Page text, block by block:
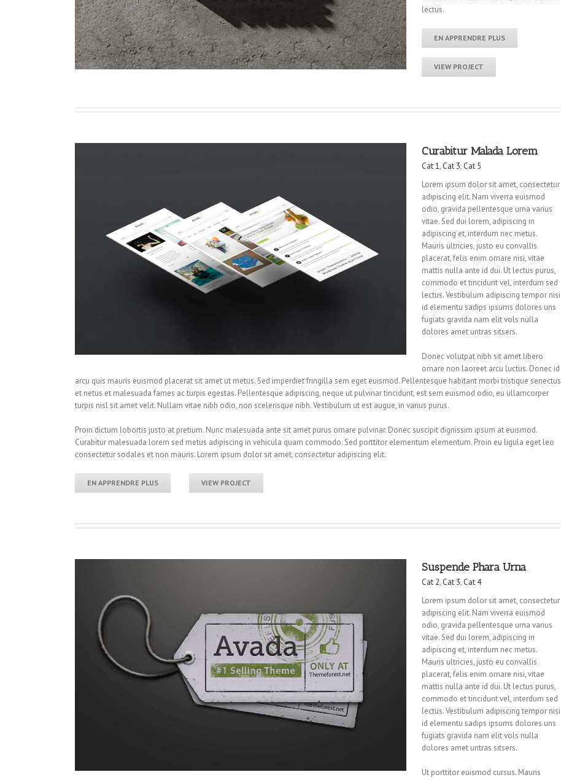
lectus.
EN APPRENDRE PLUS
VIEW PROJECT
Curabitur Malada Lorem
Cat 1, Cat 3, Cat 5
Lorem ipsum dolor sit amet, consectetur
adipiscing elit. Nam viverra euismod
odio, gravida pellentesque urna varius
vitae. Sed dui lorem, adipiscing in
adipiscing et, interdum nec metus.
Mauris ultricies, justo eu convallis
placerat, felis enim ornare nisi, vitae
mattis nulla ante id dui. Ut lectus purus,
commodo et tincidunt vel, interdum sed
lectus. Vestibulum adipiscing tempor nisi
id elementu sadips ipsums dolores uns
fugiats gravida nam elit vols nulla
dolores amet untras sitsers.
Donec volutpat nibh sit amet libero
ornare non laoreet arcu luctus. Donec id
arcu quis mauris euismod placerat sit amet ut metus. Sed imperdiet fringilla sem eget euismod. Pellentesque habitant morbi tristique senectus
et netus et malesuada fames ac turpis egestas. Pellentesque adipiscing, neque ut pulvinar tincidunt, est sem euismod odio, eu ullamcorper
turpis nisl sit amet velit. Nullam vitae nibh odio, non scelerisque nibh. Vestibulum ut est augue, in varius purus.
Proin dictum lobortis justo at pretium. Nunc malesuada ante sit amet purus ornare pulvinar. Donec suscipit dignissim ipsum at euismod.
Curabitur malesuada lorem sed metus adipiscing in vehicula quam commodo. Sed porttitor elementum elementum. Proin eu ligula eget leo
consectetur sodales et non mauris. Lorem ipsum dolor sit amet, consectetur adipiscing elit.
EN APPRENDRE PLUS VIEW PROJECT
Suspende Phara Urna
Cat 2, Cat 3, Cat 4
Lorem ipsum dolor sit amet, consectetur
adipiscing elit. Nam viverra euismod
odio, gravida pellentesque urna varius
vitae. Sed dui lorem, adipiscing in
adipiscing et, interdum nec metus.
Mauris ultricies, justo eu convallis
placerat, felis enim ornare nisi, vitae
mattis nulla ante id dui. Ut lectus purus,
commodo et tincidunt vel, interdum sed
lectus. Vestibulum adipiscing tempor nisi
id elementu sadips ipsums dolores uns
fugiats gravida nam elit vols nulla
dolores amet untras sitsers.
Ut porttitor euismod cursus. Mauris